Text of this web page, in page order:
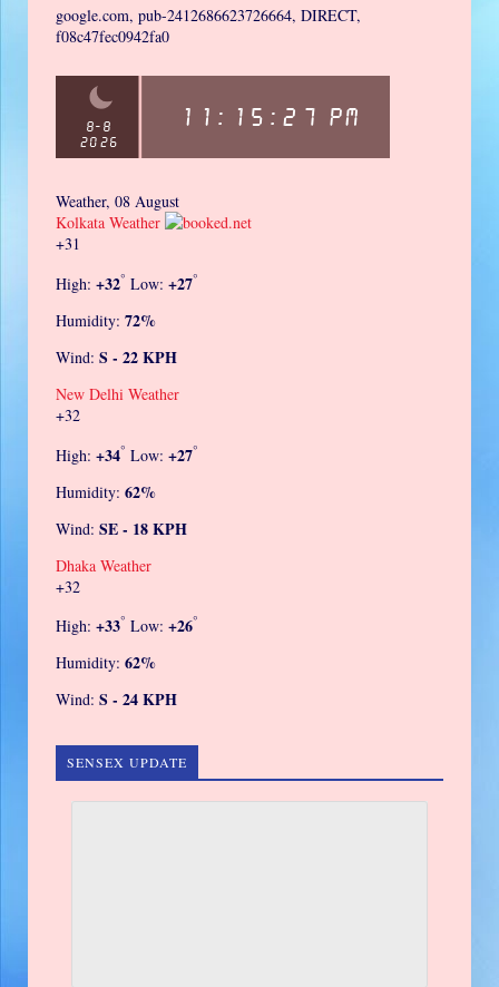
google.com, pub-2412686623726664, DIRECT,
f08c47fec0942fa0
Weather, 08 August
Kolkata Weather
+31
High: +32° Low: +27°
Humidity: 72%
Wind: S - 22 KPH
New Delhi Weather
+32
High: +34° Low: +27°
Humidity: 62%
Wind: SE - 18 KPH
Dhaka Weather
+32
High: +33° Low: +26°
Humidity: 62%
Wind: S - 24 KPH
SENSEX UPDATE